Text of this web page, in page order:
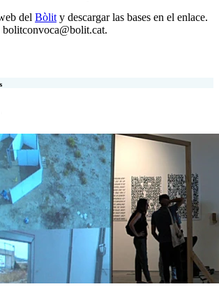
del Bòlit y descargar las bases en el enlace.